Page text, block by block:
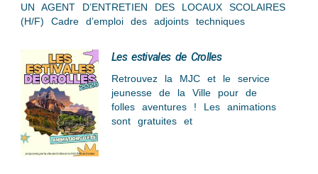
UN AGENT D’ENTRETIEN DES LOCAUX SCOLAIRES
(H/F) Cadre d’emploi des adjoints techniques
Les estivales de Crolles
Retrouvez la MJC et le service
jeunesse de la Ville pour de
folles aventures ! Les animations
sont gratuites et